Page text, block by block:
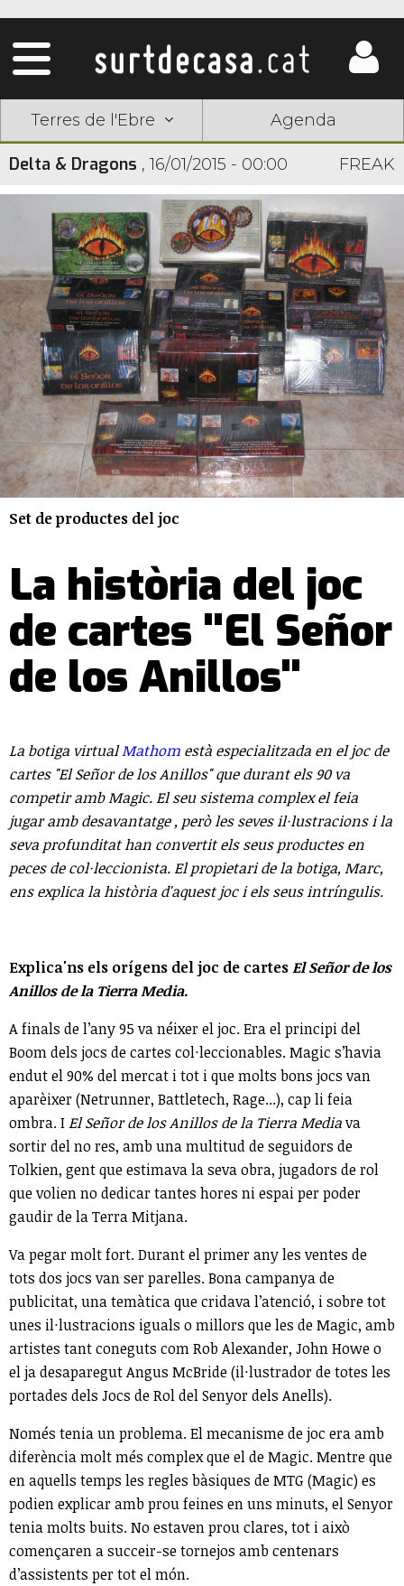
Terres de l'Ebre Agenda
Delta & Dragons , 16/01/2015 - 00:00 FREAK
Set de productes del joc
La història del joc
de cartes "El Señor
de los Anillos"
La botiga virtualMathom està especialitzada en el joc de
cartes "El Señor de los Anillos" que durant els 90 va
competir amb Magic. El seu sistema complex el feia
jugar amb desavantatge , però les seves il·lustracions i la
seva profunditat han convertit els seus productes en
peces de col·leccionista. El propietari de la botiga, Marc,
ens explica la història d'aquest joc i els seus intríngulis.
Explica'ns els orígens del joc de cartesEl Señor de los
Anillos de la Tierra Media.
A finals de l’any 95 va néixer el joc. Era el principi del
Boom dels jocs de cartes col·leccionables. Magic s’havia
endut el 90% del mercat i tot i que molts bons jocs van
aparèixer (Netrunner, Battletech, Rage...), cap li feia
ombra. IEl Señor de los Anillos de la Tierra Mediava
sortir del no res, amb una multitud de seguidors de
Tolkien, gent que estimava la seva obra, jugadors de rol
que volien no dedicar tantes hores ni espai per poder
gaudir de la Terra Mitjana.
Va pegar molt fort. Durant el primer any les ventes de
tots dos jocs van ser parelles. Bona campanya de
publicitat, una temàtica que cridava l’atenció, i sobre tot
unes il·lustracions iguals o millors que les de Magic, amb
artistes tant coneguts com Rob Alexander, John Howe o
el ja desaparegut Angus McBride (il·lustrador de totes les
portades dels Jocs de Rol del Senyor dels Anells).
Només tenia un problema. El mecanisme de joc era amb
diferència molt més complex que el de Magic. Mentre que
en aquells temps les regles bàsiques de MTG (Magic) es
podien explicar amb prou feines en uns minuts, el Senyor
tenia molts buits. No estaven prou clares, tot i això
començaren a succeir-se tornejos amb centenars
d’assistents per tot el món.